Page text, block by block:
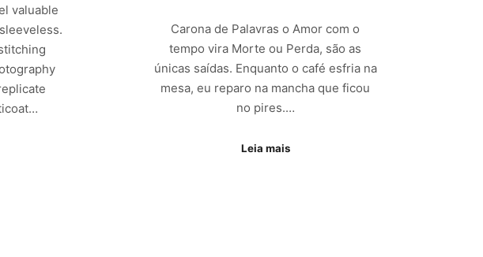
valuable
Carona de Palavras o Amor com o
tempo vira Morte ou Perda, são as
únicas saídas. Enquanto o café esfria na
mesa, eu reparo na mancha que ficou
no pires.…
Leia mais